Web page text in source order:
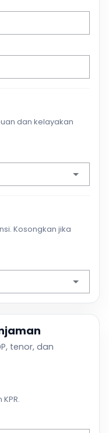
dan kelayakan
Kosongkan jika
tenor, dan